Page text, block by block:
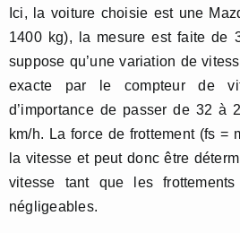
Ici, la voiture choisie est une
1400 kg), la mesure est faite de
suppose qu’une variation de
exacte par le compteur de
d’importance de passer de 32 à
km/h. La force de frottement (fs =
la vitesse et peut donc être
vitesse tant que les frottements
négligeables.